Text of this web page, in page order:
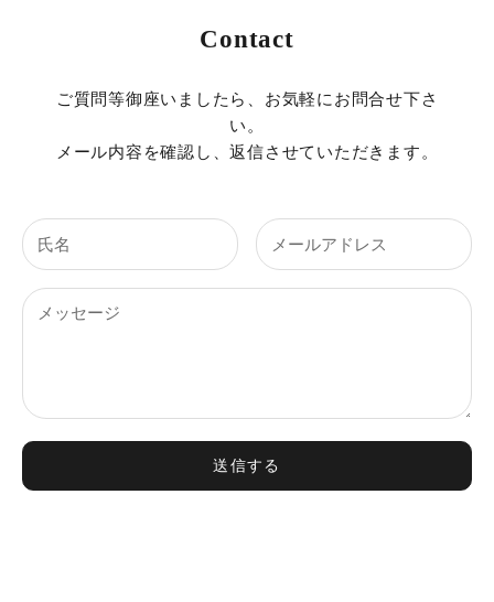
Contact
ご質問等御座いましたら、お気軽にお問合せ下さ
い。
メール内容を確認し、返信させていただきます。
送信する